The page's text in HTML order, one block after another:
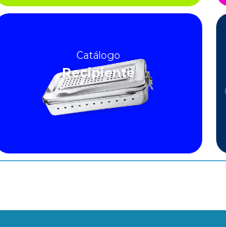
Catálogo
Recipiente